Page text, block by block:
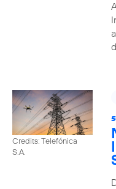
Credits: Telefónica
S.A.